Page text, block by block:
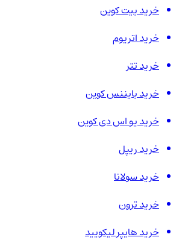
خرید بیت کوین
خرید اتریوم
خرید تتر
خرید بایننس کوین
خرید یو اس دی کوین
خرید ریپل
خرید سولانا
خرید ترون
خرید هایپر لیکویید